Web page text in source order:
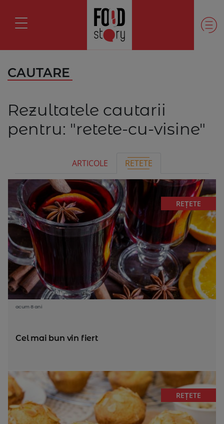
CAUTARE
Rezultatele cautarii
pentru: "retete-cu-visine"
ARTICOLE RETETE
REȚETE
acum 8 ani
Cel mai bun vin fiert
REȚETE